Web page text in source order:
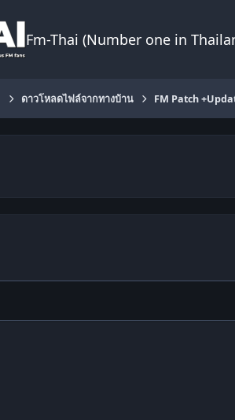
Fm-Thai (Number one in
ดาวโหลดไฟล์จากทางบ้าน FM Patch